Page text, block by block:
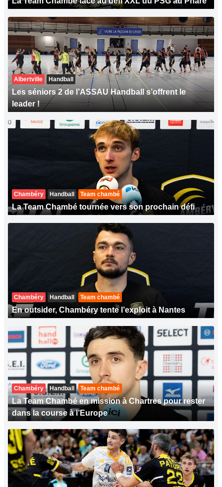
Albertville Handball
Les séniors 2 de l’ASSAU Handball s’offrent le
leader !
Chambéry Handball Team chambé
La Team Chambé tournée vers son prochain défi
Chambéry Handball Team chambé
En outsider, Chambéry tente l’exploit à Nantes
Chambéry Handball Team chambé
La Team Chambé en mission à Chartres pour rester
dans la course à l’Europe